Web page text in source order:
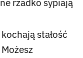
rzadko sypiają
stałość